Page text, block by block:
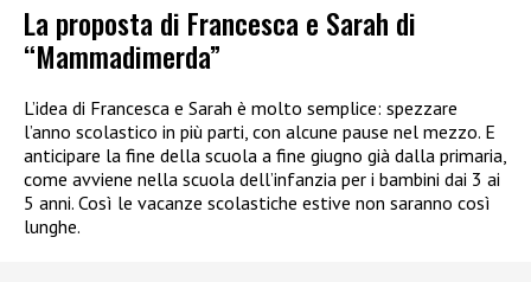
La proposta di Francesca e Sarah di
“Mammadimerda”
L’idea di Francesca e Sarah è molto semplice: spezzare
l’anno scolastico in più parti, con alcune pause nel mezzo. E
anticipare la fine della scuola a fine giugno già dalla primaria,
come avviene nella scuola dell’infanzia per i bambini dai 3 ai
5 anni. Così le vacanze scolastiche estive non saranno così
lunghe.